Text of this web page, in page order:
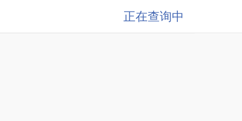
正在查询中